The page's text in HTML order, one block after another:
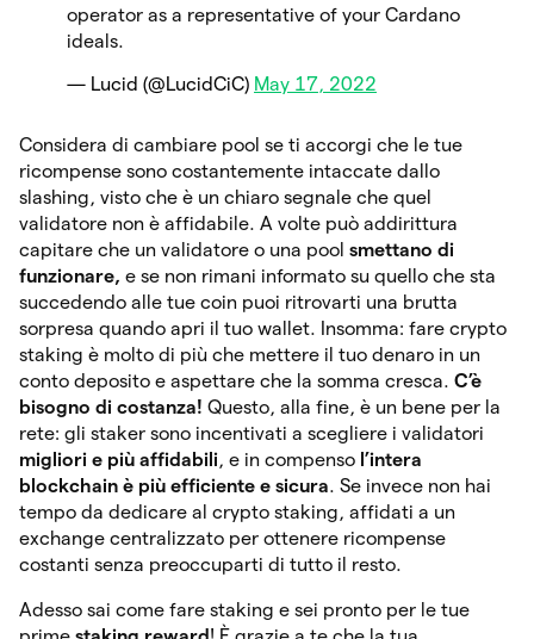
operator as a representative of your Cardano
ideals.
— Lucid (@LucidCiC) May 17, 2022
Considera di cambiare pool se ti accorgi che le tue
ricompense sono costantemente intaccate dallo
slashing, visto che è un chiaro segnale che quel
validatore non è affidabile. A volte può addirittura
capitare che un validatore o una pool smettano di
funzionare, e se non rimani informato su quello che sta
succedendo alle tue coin puoi ritrovarti una brutta
sorpresa quando apri il tuo wallet. Insomma: fare crypto
staking è molto di più che mettere il tuo denaro in un
conto deposito e aspettare che la somma cresca. C’è
bisogno di costanza! Questo, alla fine, è un bene per la
rete: gli staker sono incentivati a scegliere i validatori
migliori e più affidabili, e in compenso l’intera
blockchain è più efficiente e sicura. Se invece non hai
tempo da dedicare al crypto staking, affidati a un
exchange centralizzato per ottenere ricompense
costanti senza preoccuparti di tutto il resto.
Adesso sai come fare staking e sei pronto per le tue